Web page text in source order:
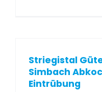
Striegistal
Simbach
Eintrübung